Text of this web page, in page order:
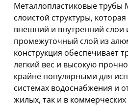
Металлопластиковые трубы
слоистой структуры,
внешний и внутренний слои
промежуточный слой из
конструкция обеспечивает
легкий вес и высокую
крайне популярными для
системах водоснабжения и
жилых, так и в коммерческих